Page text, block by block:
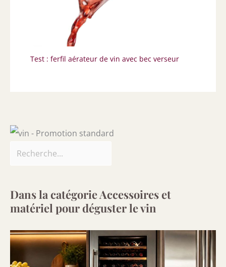
Test : ferfil aérateur de vin avec bec verseur
Dans la catégorie Accessoires et
matériel pour déguster le vin